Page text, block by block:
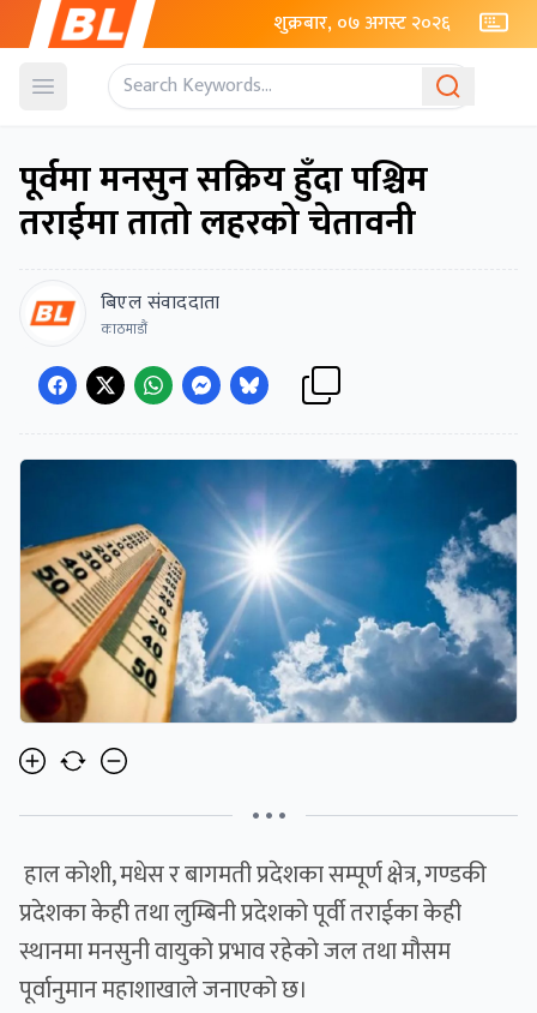
शुक्रबार, ०७ अगस्ट २०२६
Open menu
पूर्वमा मनसुन सक्रिय हुँदा पश्चिम
तराईमा तातो लहरको चेतावनी
बिएल संवाददाता
काठमाडौं
• • •
हाल कोशी, मधेस र बागमती प्रदेशका सम्पूर्ण क्षेत्र, गण्डकी
प्रदेशका केही तथा लुम्बिनी प्रदेशको पूर्वी तराईका केही
स्थानमा मनसुनी वायुको प्रभाव रहेको जल तथा मौसम
पूर्वानुमान महाशाखाले जनाएको छ।